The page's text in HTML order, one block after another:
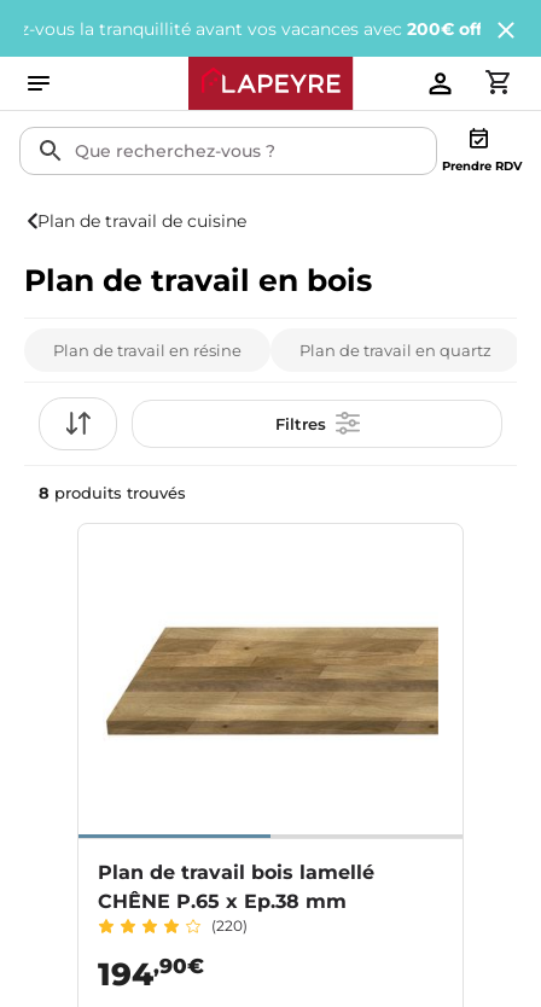
avant vos vacances avec200€ offertstous les 1
Prendre RDV
Plan de travail de cuisine
Plan de travail en bois
Plan de travail en résine Plan de travail en quartz
Filtres
8 produits trouvés
Plan de travail bois lamellé
CHÊNE P.65 x Ep.38 mm
(220)
194,90€